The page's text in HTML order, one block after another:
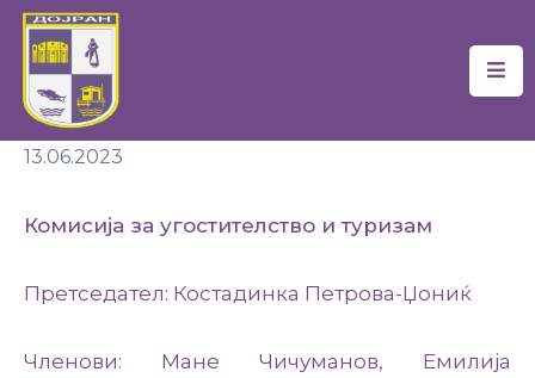
Почетна
Локална
Проекти
Документи
13.06.2023
Комисија за угостителство и туризам
Претседател: Костадинка Петрова-Џониќ
Членови: Мане Чичуманов, Емилија